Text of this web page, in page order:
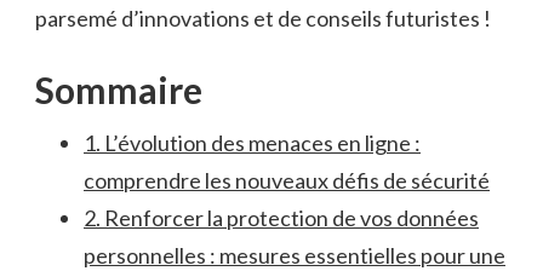
parsemé d’innovations et de ⁤conseils futuristes ‌!
Sommaire
1. ⁣L’évolution des menaces en ligne⁢ :
comprendre⁢ les ⁤nouveaux défis de sécurité
2. Renforcer la protection de⁣ vos données⁣
personnelles : mesures essentielles pour une⁤